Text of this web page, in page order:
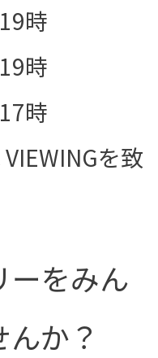
時
時
時
を致
ーをみん
か？